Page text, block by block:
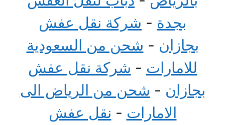
بجدة - شركة نقل عفش
بجازان - شحن من السعودية
للامارات - شركة نقل عفش
بجازان - شحن من الرياض الى
الامارات - نقل عفش